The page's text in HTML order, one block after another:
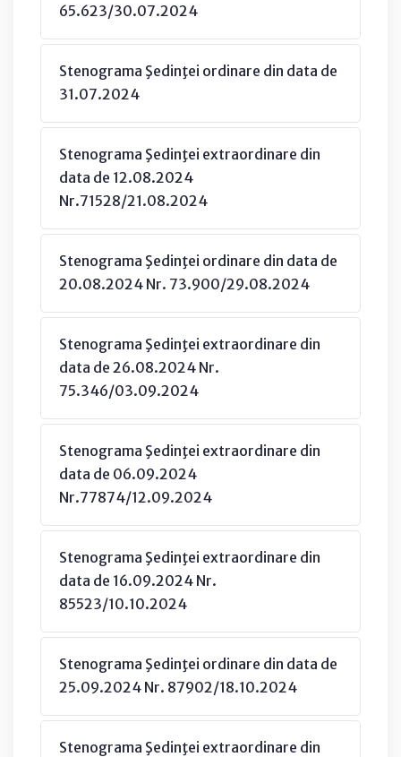
65.623/30.07.2024
Stenograma Şedinţei ordinare din data de
31.07.2024
Stenograma Şedinţei extraordinare din
data de 12.08.2024
Nr.71528/21.08.2024
Stenograma Şedinţei ordinare din data de
20.08.2024 Nr. 73.900/29.08.2024
Stenograma Şedinţei extraordinare din
data de 26.08.2024 Nr.
75.346/03.09.2024
Stenograma Şedinţei extraordinare din
data de 06.09.2024
Nr.77874/12.09.2024
Stenograma Şedinţei extraordinare din
data de 16.09.2024 Nr.
85523/10.10.2024
Stenograma Şedinţei ordinare din data de
25.09.2024 Nr. 87902/18.10.2024
Stenograma Şedinţei extraordinare din